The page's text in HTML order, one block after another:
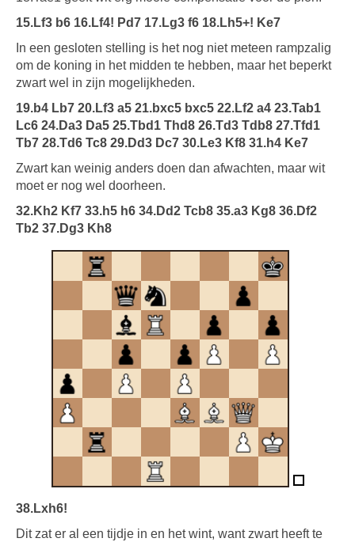
15.Lf3 b6 16.Lf4! Pd7 17.Lg3 f6 18.Lh5+! Ke7
In een gesloten stelling is het nog niet meteen rampzalig
om de koning in het midden te hebben, maar het beperkt
zwart wel in zijn mogelijkheden.
19.b4 Lb7 20.Lf3 a5 21.bxc5 bxc5 22.Lf2 a4 23.Tab1
Lc6 24.Da3 Da5 25.Tbd1 Thd8 26.Td3 Tdb8 27.Tfd1
Tb7 28.Td6 Tc8 29.Dd3 Dc7 30.Le3 Kf8 31.h4 Ke7
Zwart kan weinig anders doen dan afwachten, maar wit
moet er nog wel doorheen.
32.Kh2 Kf7 33.h5 h6 34.Dd2 Tcb8 35.a3 Kg8 36.Df2
Tb2 37.Dg3 Kh8
38.Lxh6!
Dit zat er al een tijdje in en het wint, want zwart heeft te